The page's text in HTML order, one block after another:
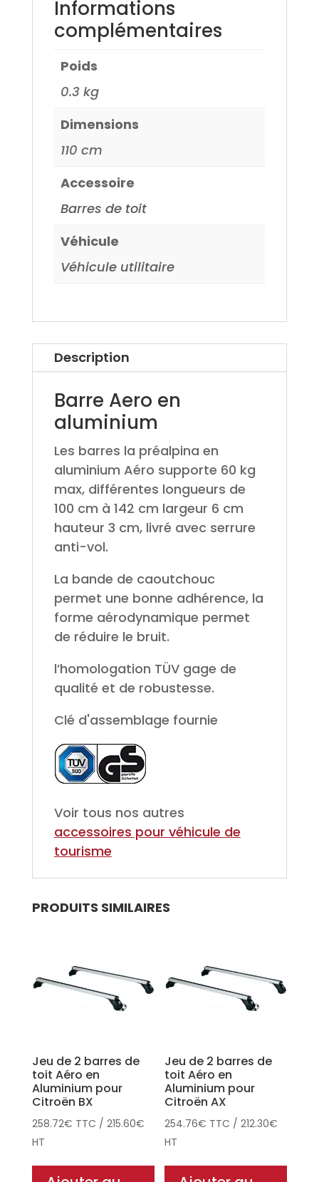
Informations
complémentaires
Poids
0.3 kg
Dimensions
110 cm
Accessoire
Barres de toit
Véhicule
Véhicule utilitaire
Description
Barre Aero en
aluminium
Les barres la préalpina en
aluminium Aéro supporte 60 kg
max, différentes longueurs de
100 cm à 142 cm largeur 6 cm
hauteur 3 cm, livré avec serrure
anti-vol.
La bande de caoutchouc
permet une bonne adhérence, la
forme aérodynamique permet
de réduire le bruit.
l’homologation TÜV gage de
qualité et de robustesse.
Clé d'assemblage fournie
Voir tous nos autres
accessoires pour véhicule de
tourisme
PRODUITS SIMILAIRES
Jeu de 2 barres de
toit Aéro en
Aluminium pour
Citroën BX
258.72€ TTC / 215.60€
HT
Jeu de 2 barres de
toit Aéro en
Aluminium pour
Citroën AX
254.76€ TTC /212.30€
HT